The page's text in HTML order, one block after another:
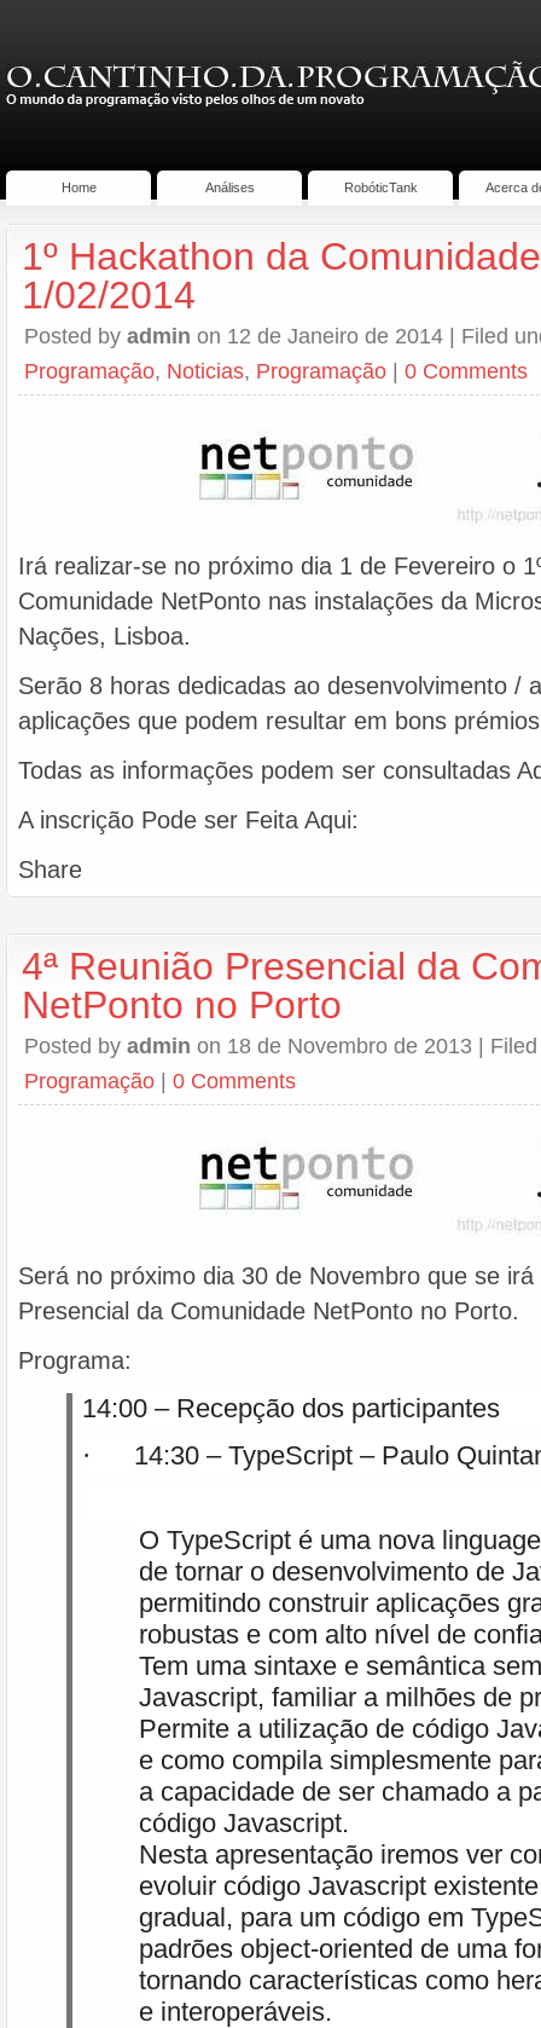
Home Análises RobóticTank Acerca
1º Hackathon da
1/02/2014
Posted by admin on 12 de Janeiro de 2014 | Filed
Programação, Noticias, Programação | 0 Comments
Irá realizar-se no próximo dia 1 de Fevereiro o
Comunidade NetPonto nas instalações da
Nações, Lisboa.
Serão 8 horas dedicadas ao desenvolvimento /
aplicações que podem resultar em bons
Todas as informações podem ser consultadas
A inscrição Pode ser Feita Aqui:
Share
4ª Reunião Presencial da
NetPonto no Porto
Posted by admin on 18 de Novembro de 2013 |
Programação | 0 Comments
Será no próximo dia 30 de Novembro que se irá
Presencial da Comunidade NetPonto no Porto.
Programa:
14:00 – Recepção dos participantes
· 14:30 – TypeScript – Paulo
O TypeScript é uma nova
de tornar o desenvolvimento de
permitindo construir aplicações
robustas e com alto nível de
Tem uma sintaxe e semântica
Javascript, familiar a milhões de
Permite a utilização de código
e como compila simplesmente
a capacidade de ser chamado a
código Javascript.
Nesta apresentação iremos ver
evoluir código Javascript
gradual, para um código em
padrões object-oriented de uma
tornando características como
e interoperáveis.